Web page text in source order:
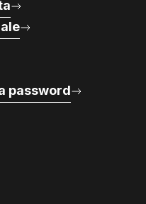
password